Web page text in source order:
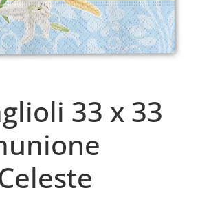
33 x 33